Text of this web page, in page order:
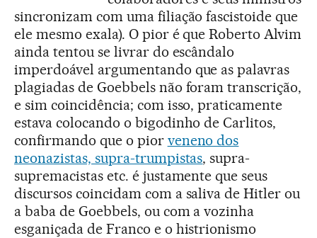
sincronizam com uma filiação fascistoide que
ele mesmo exala). O pior é que Roberto Alvim
ainda tentou se livrar do escândalo
imperdoável argumentando que as palavras
plagiadas de Goebbels não foram transcrição,
e sim coincidência; com isso, praticamente
estava colocando o bigodinho de Carlitos,
confirmando que o pior veneno dos
neonazistas, supra-trumpistas, supra-
supremacistas etc. é justamente que seus
discursos coincidam com a saliva de Hitler ou
a baba de Goebbels, ou com a vozinha
esganiçada de Franco e o histrionismo